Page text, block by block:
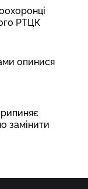
РТЦК
опинися
замінити